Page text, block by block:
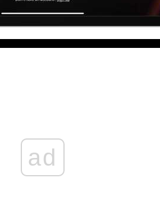
ad